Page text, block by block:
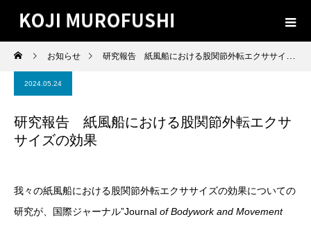
お知らせ 研究報告 紙風船における股関節外転エクササイズの効果
2024.05.24
研究報告 紙風船における股関節外転エクサ
サイズの効果
我々の紙風船における股関節外転エクササイズの効果についての
研究が、国際ジャーナル”Journal of Bodywork and Movement